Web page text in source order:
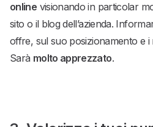
online visionando in particolar
sito o il blog dell’azienda.
offre, sul suo posizionamento e i
Sarà molto apprezzato.